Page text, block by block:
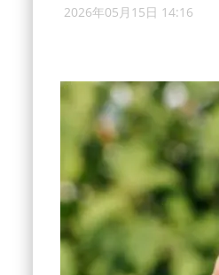
2026年05月15日 14:16